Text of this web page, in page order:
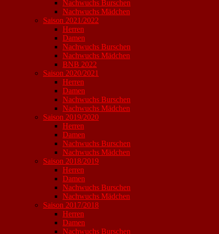
Nachwuchs Burschen
Nachwuchs Mädchen
Saison 2021/2022
Herren
Damen
Nachwuchs Burschen
Nachwuchs Mädchen
BNB 2022
Saison 2020/2021
Herren
Damen
Nachwuchs Burschen
Nachwuchs Mädchen
Saison 2019/2020
Herren
Damen
Nachwuchs Burschen
Nachwuchs Mädchen
Saison 2018/2019
Herren
Damen
Nachwuchs Burschen
Nachwuchs Mädchen
Saison 2017/2018
Herren
Damen
Nachwuchs Burschen